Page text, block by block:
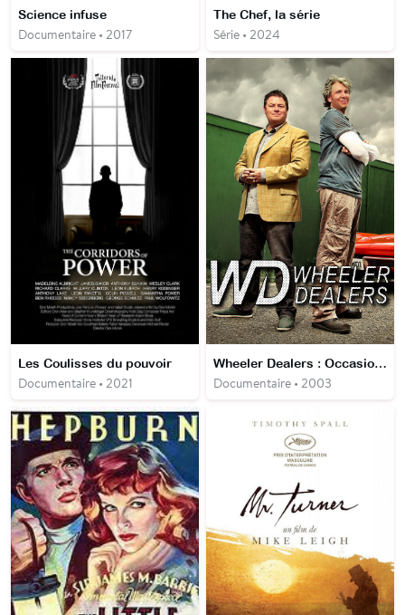
Science infuse
Documentaire • 2017
The Chef, la série
Série • 2024
Les Coulisses du pouvoir
Documentaire • 2021
Wheeler Dealers : Occasions à saisir
Documentaire • 2003